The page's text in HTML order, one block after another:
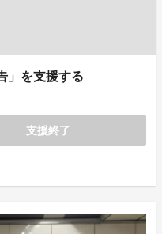
」を支援する
支援終了